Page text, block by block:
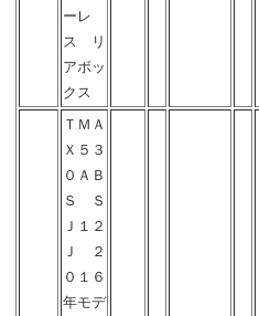
ーレ
ス リ
アボッ
クス
ＴＭＡ
Ｘ５３
０ＡＢ
Ｓ Ｓ
Ｊ１２
Ｊ ２
０１６
年モデ